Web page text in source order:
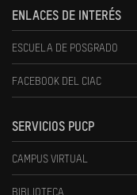
ENLACES DE INTERÉS
ESCUELA DE POSGRADO
FACEBOOK DEL CIAC
SERVICIOS PUCP
CAMPUS VIRTUAL
BIBLIOTECA